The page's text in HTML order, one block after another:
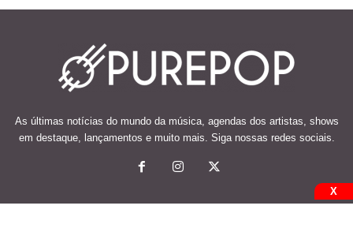
As últimas notícias do mundo da música, agendas dos artistas, shows
em destaque, lançamentos e muito mais. Siga nossas redes sociais.
X